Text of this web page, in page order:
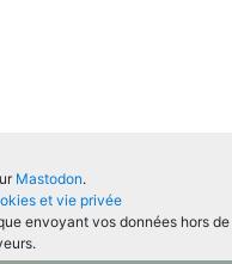
Mastodon.
et vie privée
envoyant vos données hors de